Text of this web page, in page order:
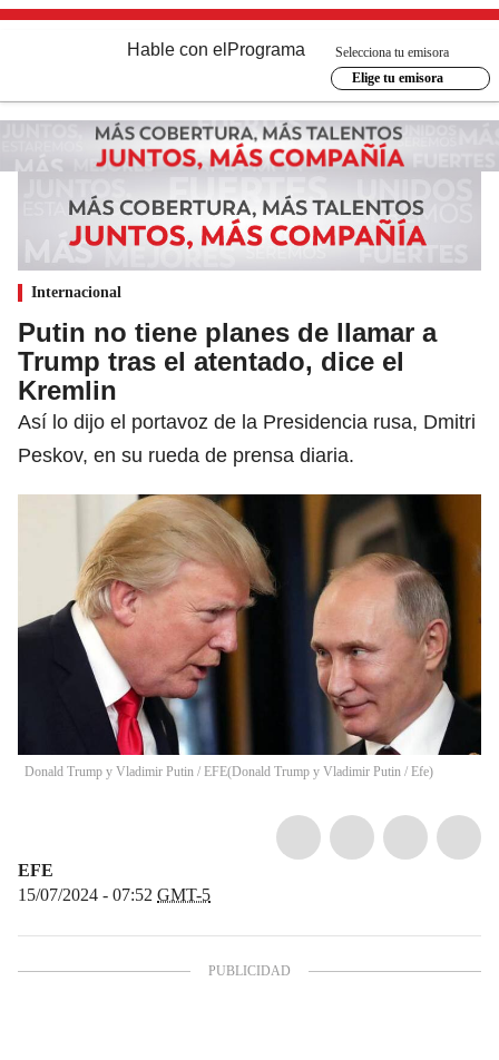
Hable con el Programa
Selecciona tu emisora
Elige tu emisora
Internacional
Putin no tiene planes de llamar a
Trump tras el atentado, dice el
Kremlin
Así lo dijo el portavoz de la Presidencia rusa, Dmitri
Peskov, en su rueda de prensa diaria.
Donald Trump y Vladimir Putin / EFE(Donald Trump y Vladimir Putin / Efe)
EFE
15/07/2024 - 07:52 GMT-5